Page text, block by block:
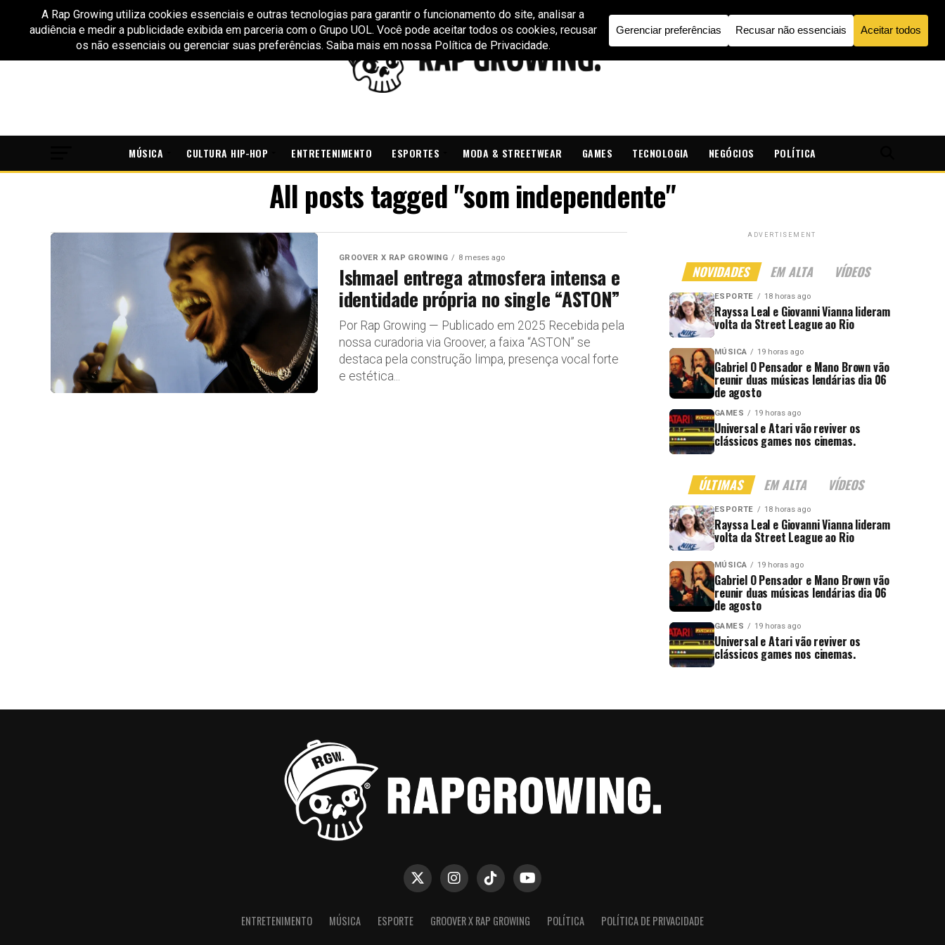
MÚSICA CULTURA HIP-HOP ENTRETENIMENTO ESPORTES MODA & STREETWEAR GAMES TECNOLOGIA NEGÓCIOS POLÍTICA
All posts tagged "som independente"
GROOVER X RAP GROWING 8 meses ago
Ishmael entrega atmosfera intensa e
identidade própria no single “ASTON”
Por Rap Growing — Publicado em 2025 Recebida pela
nossa curadoria via Groover, a faixa “ASTON” se
destaca pela construção limpa, presença vocal forte
e estética...
ADVERTISEMENT
NOVIDADES EM ALTA VÍDEOS
ESPORTE 18 horas ago
Rayssa Leal e Giovanni Vianna lideram
volta da Street League ao Rio
MÚSICA 19 horas ago
Gabriel O Pensador e Mano Brown vão
reunir duas músicas lendárias dia 06
de agosto
GAMES 19 horas ago
Universal e Atari vão reviver os
clássicos games nos cinemas.
ÚLTIMAS EM ALTA VÍDEOS
ESPORTE 18 horas ago
Rayssa Leal e Giovanni Vianna lideram
volta da Street League ao Rio
MÚSICA 19 horas ago
Gabriel O Pensador e Mano Brown vão
reunir duas músicas lendárias dia 06
de agosto
GAMES 19 horas ago
Universal e Atari vão reviver os
clássicos games nos cinemas.
ENTRETENIMENTO MÚSICA ESPORTE GROOVER X RAP GROWING POLÍTICA POLÍTICA DE PRIVACIDADE